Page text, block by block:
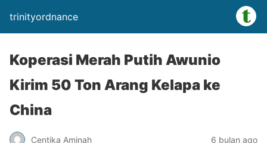
trinityordnance
Koperasi Merah Putih Awunio
Kirim 50 Ton Arang Kelapa ke
China
Centika Aminah 6 bulan ago